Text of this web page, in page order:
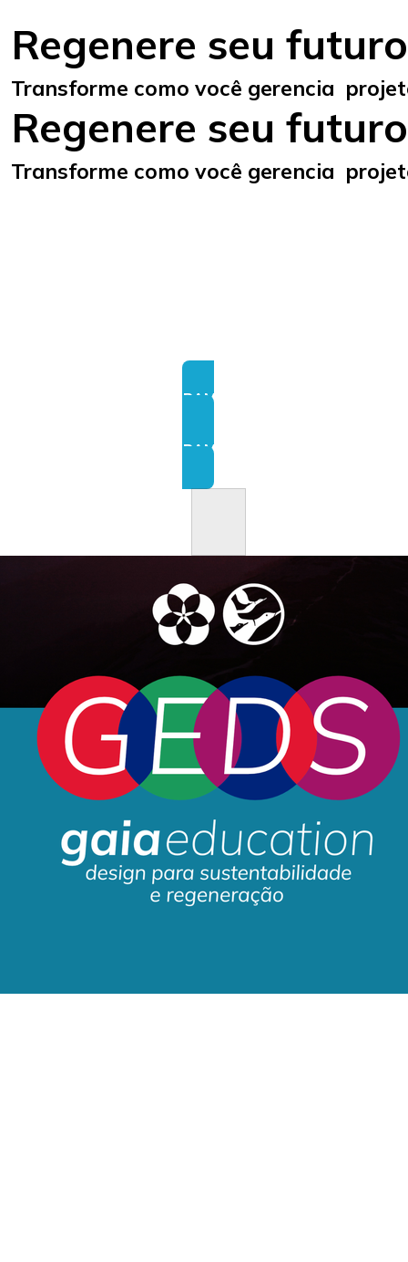
Regenere seu
Transforme como você gerencia
Regenere seu
Transforme como você gerencia
INSCREVA-SE NO PROGRAMA COMPLETO DO GEDS
INSCREVA-SE NO PROGRAMA COMPLETO DO GEDS